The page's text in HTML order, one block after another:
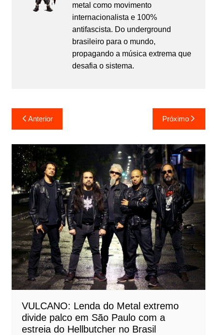
metal como movimento
internacionalista e 100%
antifascista. Do underground
brasileiro para o mundo,
propagando a música extrema que
desafia o sistema.
Navegação
de
Post
Anterior Próximo
VULCANO: Lenda do Metal extremo
divide palco em São Paulo com a
estreia do Hellbutcher no Brasil